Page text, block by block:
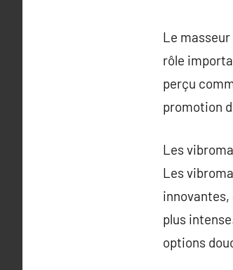
Le
rôle
perçu
promotion
Les
Les
plus
options